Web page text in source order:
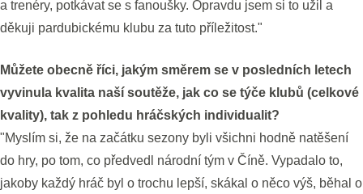
a trenéry, potkávat se s fanoušky. Opravdu jsem si to užil a
děkuji pardubickému klubu za tuto příležitost."
Můžete obecně říci, jakým směrem se v posledních letech
vyvinula kvalita naší soutěže, jak co se týče klubů (celkové
kvality), tak z pohledu hráčských individualit?
"Myslím si, že na začátku sezony byli všichni hodně natěšení
do hry, po tom, co předvedl národní tým v Číně. Vypadalo to,
jakoby každý hráč byl o trochu lepší, skákal o něco výš, běhal o